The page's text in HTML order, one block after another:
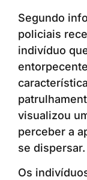
Segundo
policiais
indivíduo
visualizou
perceber a
se dispersar.
Os